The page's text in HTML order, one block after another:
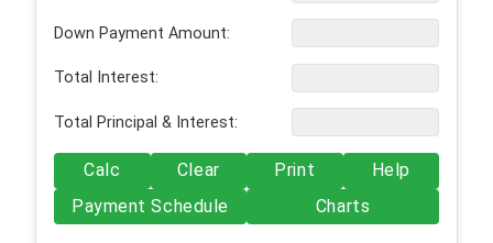
Down Payment Amount:
Total Interest:
Total Principal & Interest:
Calc Clear Print
Help
Payment Schedule
Charts